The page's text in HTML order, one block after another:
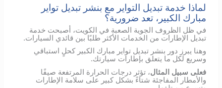
لماذا خدمة تبديل التواير مع بنشر تبديل تواير
مبارك الكبير، تعد ضرورية؟
في ظل الظروف الجوية الصعبة في الكويت، أصبحت خدمة
تبديل الإطارات من الخدمات الأكثر طلبًا بين قائدي السيارات.
وهنا يبرز دور بنشر تبديل تواير مبارك الكبير كحلٍ استباقي
وسريع لكل ما يتعلق بإطارات سيارتك.
فعلى سبيل المثال، تؤثر درجات الحرارة المرتفعة صيفًا
والأمطار المفاجئة شتاءً بشكل كبير على سلامة الإطارات